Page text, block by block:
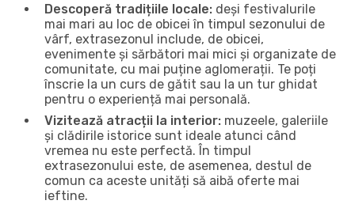
Descoperă tradițiile locale: deși festivalurile
mai mari au loc de obicei în timpul sezonului de
vârf, extrasezonul include, de obicei,
evenimente și sărbători mai mici și organizate de
comunitate, cu mai puține aglomerații. Te poți
înscrie la un curs de gătit sau la un tur ghidat
pentru o experiență mai personală.
Vizitează atracții la interior: muzeele, galeriile
și clădirile istorice sunt ideale atunci când
vremea nu este perfectă. În timpul
extrasezonului este, de asemenea, destul de
comun ca aceste unități să aibă oferte mai
ieftine.